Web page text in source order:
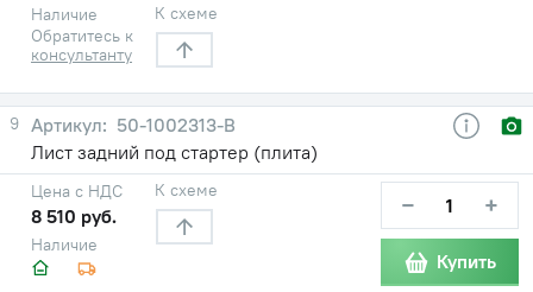
Наличие
Обратитесь к
консультанту
К схеме
9
50-1002313-В
Лист задний под стартер (плита)
Наличие
Цена с НДС
8 510 руб.
К схеме − +
Купить